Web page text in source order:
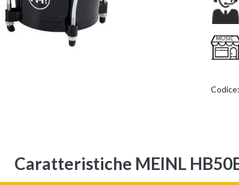
Codice:
Caratteristiche MEINL